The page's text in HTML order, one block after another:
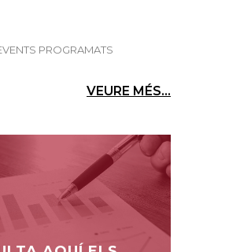
PROGRAMATS
VEURE MÉS...